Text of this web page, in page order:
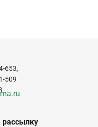
рассылку
653,
509